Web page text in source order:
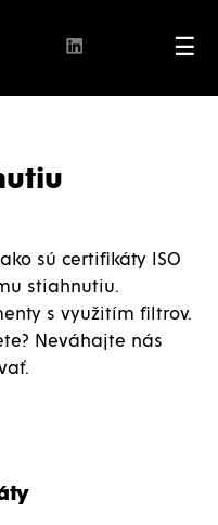
☰
sú certifikáty ISO
stiahnutiu.
s využitím filtrov.
Neváhajte nás